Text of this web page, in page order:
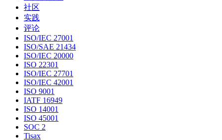
社区
实践
评论
ISO/IEC 27001
ISO/SAE 21434
ISO/IEC 20000
ISO 22301
ISO/IEC 27701
ISO/IEC 42001
ISO 9001
IATF 16949
ISO 14001
ISO 45001
SOC 2
Tisax